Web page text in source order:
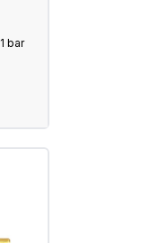
1 bar